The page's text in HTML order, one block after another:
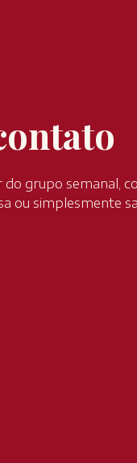
grupo semanal,
ou simplesmente